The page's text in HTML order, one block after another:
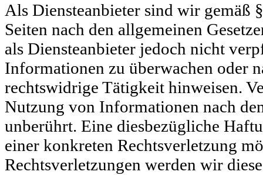
Als Diensteanbieter sind wir gemäß
Seiten nach den allgemeinen
als Diensteanbieter jedoch nicht
Informationen zu überwachen oder
rechtswidrige Tätigkeit hinweisen.
Nutzung von Informationen nach
unberührt. Eine diesbezügliche
einer konkreten Rechtsverletzung
Rechtsverletzungen werden wir